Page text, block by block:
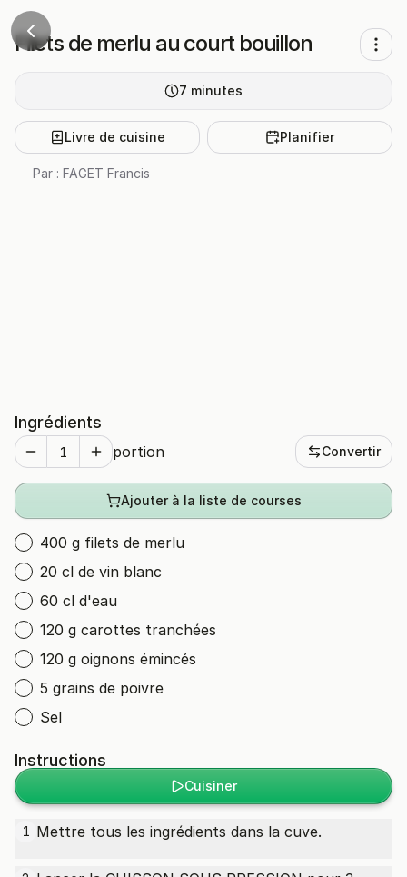
Filets de merlu au court bouillon
7 minutes
Livre de cuisine Planifier
Par : FAGET Francis
Ingrédients
portion Convertir
Ajouter à la liste de courses
400 g filets de merlu
20 cl de vin blanc
60 cl d'eau
120 g carottes tranchées
120 g oignons émincés
5 grains de poivre
Sel
Instructions
Cuisiner
1 Mettre tous les ingrédients dans la cuve.